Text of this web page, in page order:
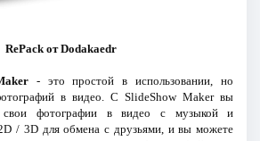
RePack от Dodakaedr
- это простой в использовании, но
в видео. С SlideShow Maker вы
свои фотографии в видео с музыкой и
/ 3D для обмена с друзьями, и вы можете